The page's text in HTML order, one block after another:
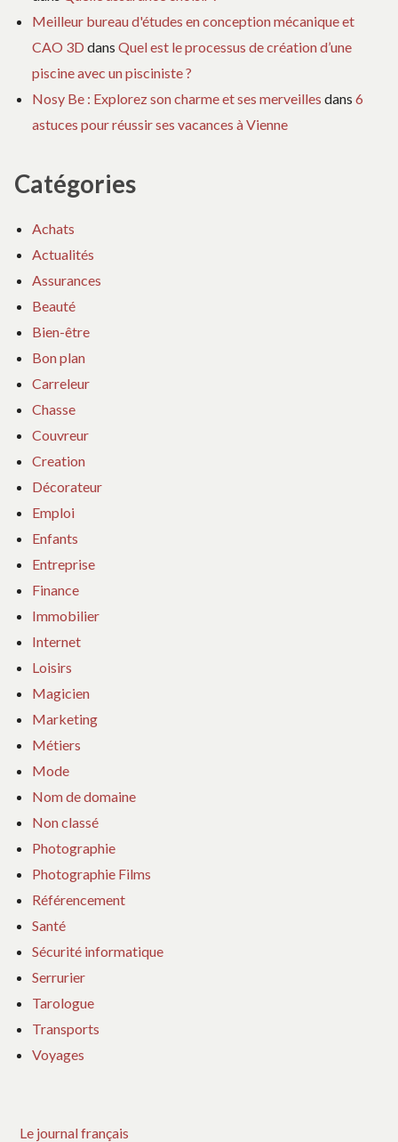
Meilleur bureau d'études en conception mécanique et
CAO 3D dans Quel est le processus de création d’une
piscine avec un pisciniste ?
Nosy Be : Explorez son charme et ses merveilles dans 6
astuces pour réussir ses vacances à Vienne
Catégories
Achats
Actualités
Assurances
Beauté
Bien-être
Bon plan
Carreleur
Chasse
Couvreur
Creation
Décorateur
Emploi
Enfants
Entreprise
Finance
Immobilier
Internet
Loisirs
Magicien
Marketing
Métiers
Mode
Nom de domaine
Non classé
Photographie
Photographie Films
Référencement
Santé
Sécurité informatique
Serrurier
Tarologue
Transports
Voyages
Le journal français